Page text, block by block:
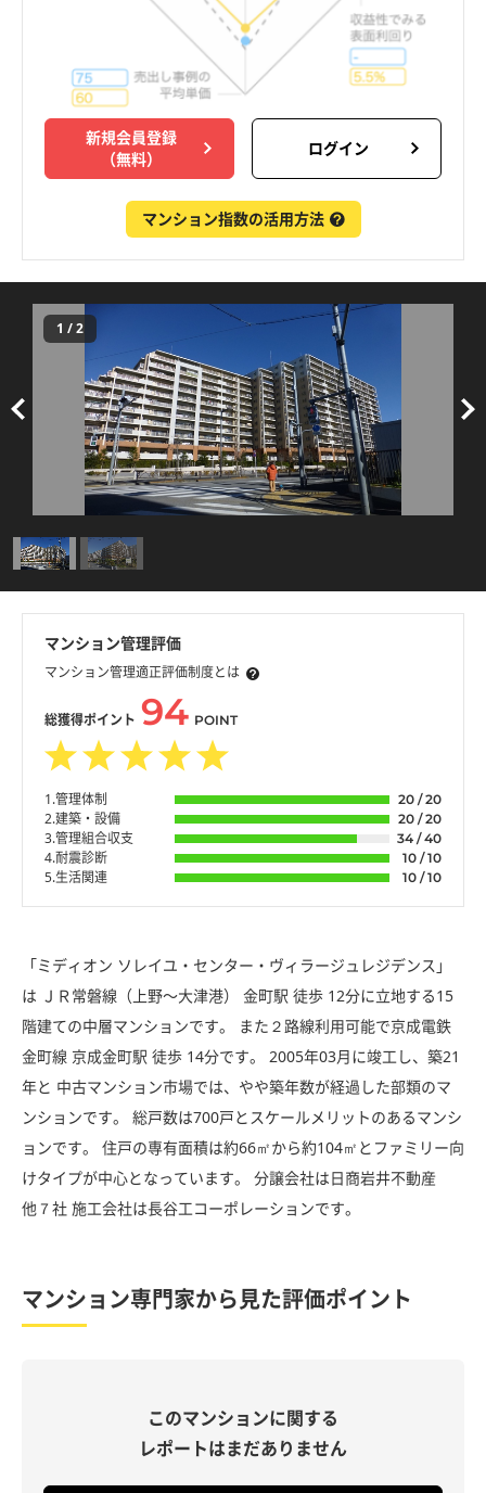
新規会員登録
（無料）
ログイン
マンション指数の活用方法
1 /2
マンション管理評価
マンション管理適正評価制度とは
総獲得ポイント 94 POINT
1.管理体制 20 / 20
2.建築・設備 20 / 20
3.管理組合収支 34 / 40
4.耐震診断 10 / 10
5.生活関連 10 / 10
「ミディオン ソレイユ・センター・ヴィラージュレジデンス」
は ＪＲ常磐線（上野〜大津港） 金町駅 徒歩 12分に立地する15
階建ての中層マンションです。 また２路線利用可能で京成電鉄
金町線 京成金町駅 徒歩 14分です。 2005年03月に竣工し、築21
年と 中古マンション市場では、やや築年数が経過した部類のマ
ンションです。 総戸数は700戸とスケールメリットのあるマンシ
ョンです。 住戸の専有面積は約66㎡から約104㎡とファミリー向
けタイプが中心となっています。 分譲会社は日商岩井不動産
他７社 施工会社は長谷工コーポレーションです。
マンション専門家から見た評価ポイント
このマンションに関する
レポートはまだありません